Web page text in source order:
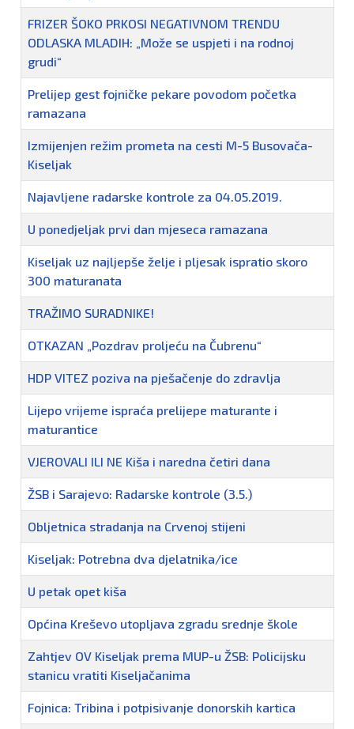
FRIZER ŠOKO PRKOSI NEGATIVNOM TRENDU
ODLASKA MLADIH: „Može se uspjeti i na rodnoj
grudi“
Prelijep gest fojničke pekare povodom početka
ramazana
Izmijenjen režim prometa na cesti M-5 Busovača-
Kiseljak
Najavljene radarske kontrole za 04.05.2019.
U ponedjeljak prvi dan mjeseca ramazana
Kiseljak uz najljepše želje i pljesak ispratio skoro
300 maturanata
TRAŽIMO SURADNIKE!
OTKAZAN „Pozdrav proljeću na Čubrenu“
HDP VITEZ poziva na pješačenje do zdravlja
Lijepo vrijeme ispraća prelijepe maturante i
maturantice
VJEROVALI ILI NE Kiša i naredna četiri dana
ŽSB i Sarajevo: Radarske kontrole (3.5.)
Obljetnica stradanja na Crvenoj stijeni
Kiseljak: Potrebna dva djelatnika/ice
U petak opet kiša
Općina Kreševo utopljava zgradu srednje škole
Zahtjev OV Kiseljak prema MUP-u ŽSB: Policijsku
stanicu vratiti Kiseljačanima
Fojnica: Tribina i potpisivanje donorskih kartica